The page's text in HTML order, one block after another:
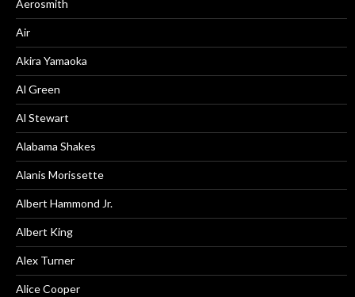
Aerosmith
Air
Akira Yamaoka
Al Green
Al Stewart
Alabama Shakes
Alanis Morissette
Albert Hammond Jr.
Albert King
Alex Turner
Alice Cooper